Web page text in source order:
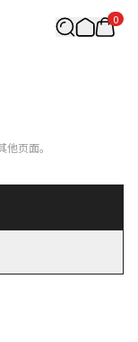
0
页面。